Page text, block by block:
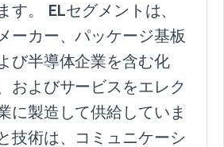
す。 ELセグメントは、
ーカー、パッケージ基板
び半導体企業を含む化
およびサービスをエレク
に製造して供給していま
技術は、コミュニケーシ